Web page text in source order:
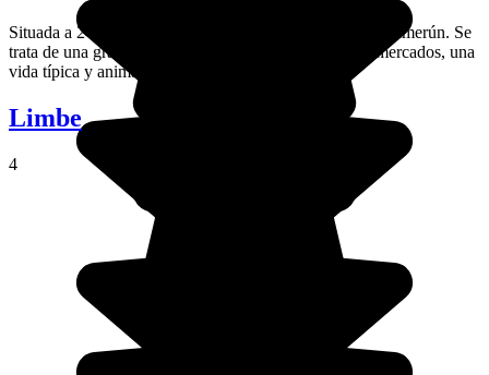
Situada a 245 km de Douala, Yaoundé es la capital de Camerún. Se
trata de una gran ciudad muy agradable, con muchos mercados, una
vida típica y animación nocturna.
Limbe
4